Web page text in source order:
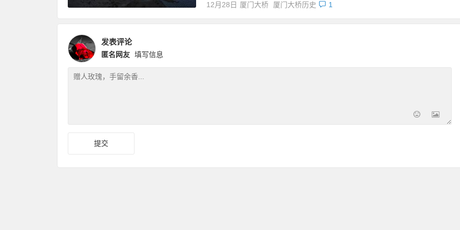
12月28日 厦门大桥 厦门大桥历史 1
发表评论
匿名网友 填写信息